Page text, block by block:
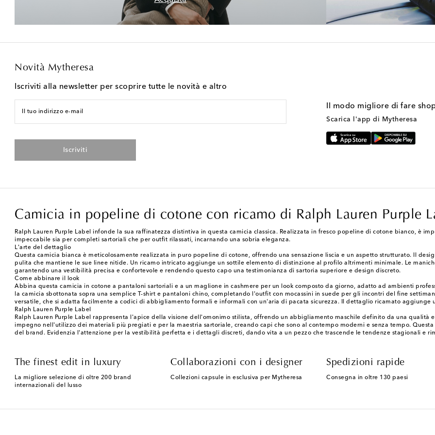
Novità Mytheresa
Iscriviti alla newsletter per scoprire tutte le novità e altro
Il tuo indirizzo e-mail
Iscriviti
Il modo migliore di fare
Scarica l'app di Mytheresa
Camicia in popeline di cotone con ricamo di Ralph Lauren Purple
Ralph Lauren Purple Label infonde la sua raffinatezza distintiva in questa camicia classica. Realizzata in fresco popeline di cotone bianco, è
impeccabile sia per completi sartoriali che per outfit rilassati, incarnando una sobria eleganza.
L'arte del dettaglio
Questa camicia bianca è meticolosamente realizzata in puro popeline di cotone, offrendo una sensazione liscia e un aspetto strutturato. Il
pulita che mantiene le sue linee nitide. Un ricamo intricato aggiunge un sottile elemento di distinzione al profilo altrimenti minimale. Le
garantendo una vestibilità precisa e confortevole e rendendo questo capo una testimonianza di sartoria superiore e design discreto.
Come abbinare il look
Abbina questa camicia in cotone a pantaloni sartoriali e a un maglione in cashmere per un look composto da giorno, adatto ad ambienti
la camicia sbottonata sopra una semplice T-shirt e pantaloni chino, completando l'outfit con mocassini in suede per gli incontri del fine
versatile, che si adatta facilmente a codici di abbigliamento formali e informali con un'aria di pacata sicurezza. Il dettaglio ricamato aggiunge
Ralph Lauren Purple Label
Ralph Lauren Purple Label rappresenta l'apice della visione dell'omonimo stilista, offrendo un abbigliamento maschile definito da una qualità
impegno nell'utilizzo dei materiali più pregiati e per la maestria sartoriale, creando capi che sono al contempo moderni e senza tempo.
del brand. Evidenzia l'attenzione per la vestibilità perfetta e i dettagli discreti, dando vita a un pezzo che trascende le tendenze stagionali e
The finest edit in luxury
La migliore selezione di oltre 200 brand
internazionali del lusso
Collaborazioni con i designer
Collezioni capsule in esclusiva per Mytheresa
Spedizioni rapide
Consegna in oltre 130 paesi